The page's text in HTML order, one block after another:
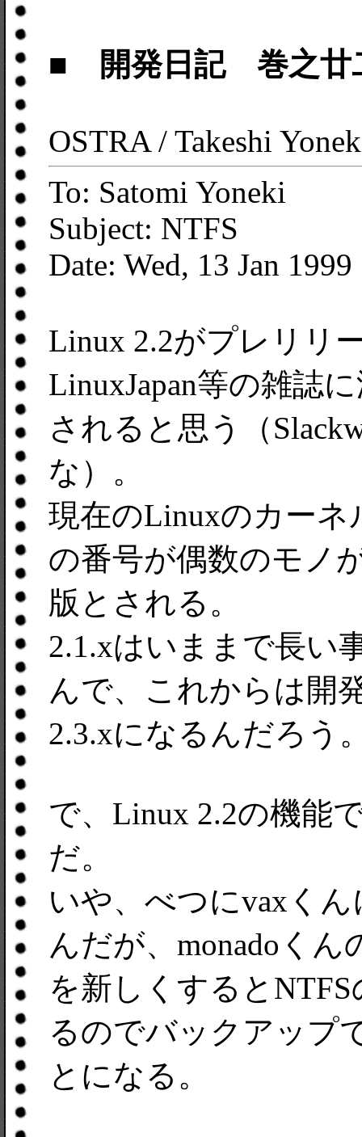
■ 開発日記 巻之廿
OSTRA / Takeshi
To: Satomi Yoneki
Subject: NTFS
Date: Wed, 13 Jan
Linux 2.2がプレリリ
LinuxJapan等の雑誌
されると思う（
な）。
現在のLinuxのカーネ
の番号が偶数のモノ
版とされる。
2.1.xはいままで長い
んで、これからは開
2.3.xになるんだろう
で、Linux 2.2の機能
だ。
いや、べつにvaxく
んだが、monadoくん
を新しくすると
るのでバックアップ
とになる。